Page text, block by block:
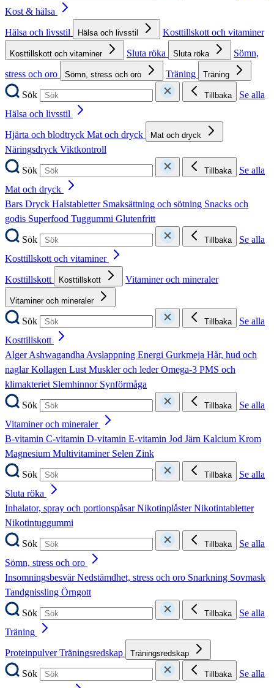
Kost & hälsa
Hälsa och livsstil
Hälsa och livsstil Kosttillskott och vitaminer
Kosttillskott och vitaminer Sluta röka Sluta röka
Sömn,
stress och oro
Sömn, stress och oro Träning Träning
Sök Tillbaka
Se alla
Hälsa och livsstil
Hjärta och blodtryck Mat och dryck Mat och dryck
Näringsdryck Viktkontroll
Sök
Tillbaka
Se alla
Mat och dryck
Bars Dryck Halstabletter Smaksättning och sötning Snacks och
godis Superfood Tuggummi Glutenfritt
Sök
Tillbaka
Se alla
Kosttillskott och vitaminer
Kosttillskott
Kosttillskott Vitaminer och mineraler
Vitaminer och mineraler
Sök Tillbaka
Se alla
Kosttillskott
AlgerAshwagandhaAvslappning Energi Gurkmeja Hår, hud och
naglarKollagen LustMuskler och lederOmega-3 PMS och
klimakteriet Slemhinnor Synförmåga
Sök
Tillbaka
Se alla
Vitaminer och mineraler
B-vitamin C-vitamin D-vitamin E-vitamin Jod Järn Kalcium Krom
Magnesium Multivitaminer Selen Zink
Sök
Tillbaka
Se alla
Sluta röka
Inhalator, spray och portionspåsarNikotinplåsterNikotintabletter
Nikotintuggummi
Sök
Tillbaka
Se alla
Sömn, stress och oro
InsomningsbesvärNedstämdhet, stress och oro Snarkning Sovmask
Tandgnissling Örngott
Sök
Tillbaka
Se alla
Träning
ProteinpulverTräningsredskap Träningsredskap
Sök Tillbaka
Se alla